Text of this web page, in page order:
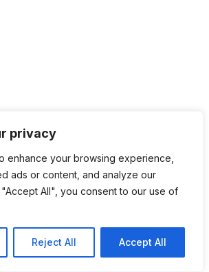
privacy
enhance your browsing experience,
ads or content, and analyze our
All", you consent to our use of
Reject All Accept All